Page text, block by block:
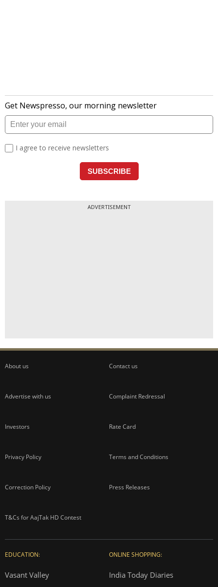
ADVERTISEMENT
About us Contact us
Advertise with us Complaint Redressal
Investors Rate Card
Privacy Policy Terms and Conditions
Correction Policy Press Releases
T&Cs for AajTak HD Contest
EDUCATION:
Vasant Valley
ONLINE SHOPPING:
India Today Diaries